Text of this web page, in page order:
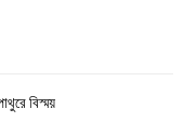
বিস্ময়